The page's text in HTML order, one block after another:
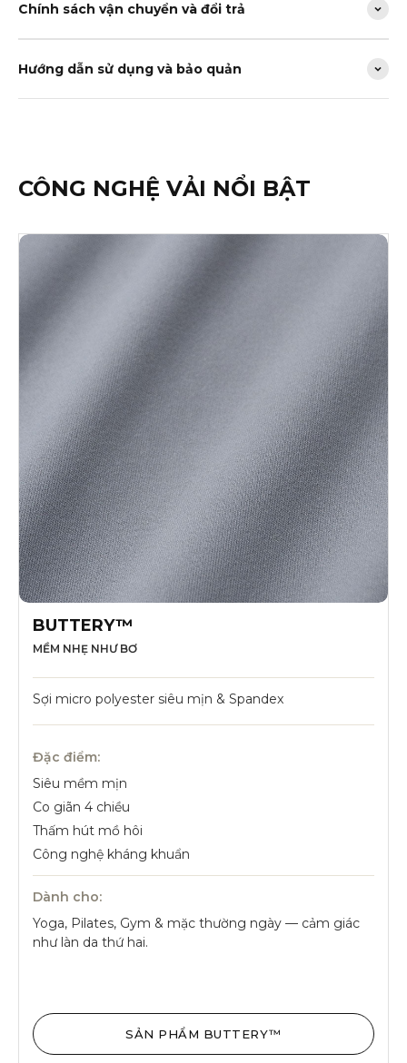
Chính sách vận chuyển và đổi trả
Hướng dẫn sử dụng và bảo quản
CÔNG NGHỆ VẢI NỔI BẬT
BUTTERY™
MỀM NHẸ NHƯ BƠ
Sợi micro polyester siêu mịn & Spandex
Đặc điểm:
Siêu mềm mịn
Co giãn 4 chiều
Thấm hút mồ hôi
Công nghệ kháng khuẩn
Dành cho:
Yoga, Pilates, Gym & mặc thường ngày — cảm giác
như làn da thứ hai.
SẢN PHẨM BUTTERY™